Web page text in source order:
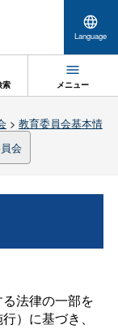
Language
索 メニュー
> 教育委員会基本情
会
法律の一部を
）に基づき、